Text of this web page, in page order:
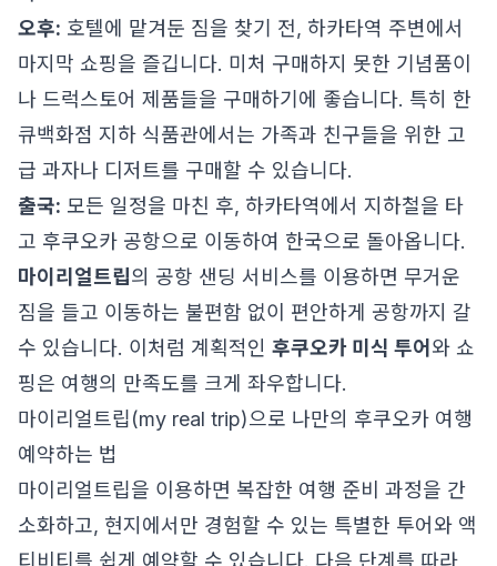
오후: 호텔에 맡겨둔 짐을 찾기 전, 하카타역 주변에서
마지막 쇼핑을 즐깁니다. 미처 구매하지 못한 기념품이
나 드럭스토어 제품들을 구매하기에 좋습니다. 특히 한
큐백화점 지하 식품관에서는 가족과 친구들을 위한 고
급 과자나 디저트를 구매할 수 있습니다.
출국: 모든 일정을 마친 후, 하카타역에서 지하철을 타
고 후쿠오카 공항으로 이동하여 한국으로 돌아옵니다.
마이리얼트립의 공항 샌딩 서비스를 이용하면 무거운
짐을 들고 이동하는 불편함 없이 편안하게 공항까지 갈
수 있습니다. 이처럼 계획적인 후쿠오카 미식 투어 와 쇼
핑은 여행의 만족도를 크게 좌우합니다.
마이리얼트립(my real trip)으로 나만의 후쿠오카 여행
예약하는 법
마이리얼트립을 이용하면 복잡한 여행 준비 과정을 간
소화하고, 현지에서만 경험할 수 있는 특별한 투어와 액
티비티를 쉽게 예약할 수 있습니다. 다음 단계를 따라